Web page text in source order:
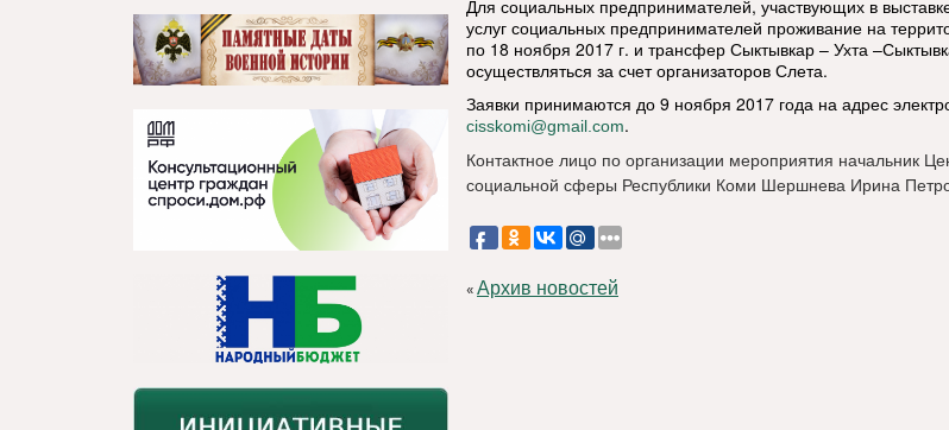
Для социальных предпринимателей, участвующих в
услуг социальных предпринимателей проживание на
по 18 ноября 2017 г. и трансфер Сыктывкар – Ухта
осуществляться за счет организаторов Слета.
Заявки принимаются до 9 ноября 2017 года на адрес
cisskomi@gmail.com.
Контактное лицо по организации мероприятия начальник
социальной сферы Республики Коми Шершнева Ирина
«Архив новостей